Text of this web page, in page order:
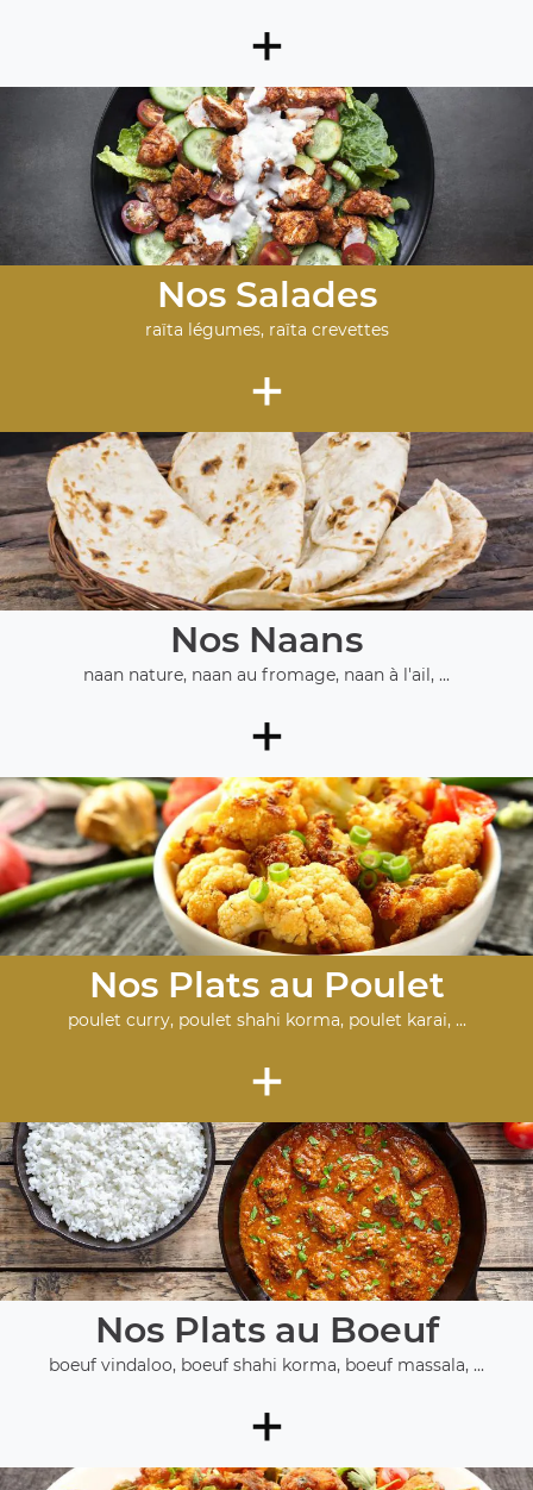
+
Nos Salades
raïta légumes, raïta crevettes
+
Nos Naans
naan nature, naan au fromage, naan à l'ail, ...
+
Nos Plats au Poulet
poulet curry, poulet shahi korma, poulet karai, ...
+
Nos Plats au Boeuf
boeuf vindaloo, boeuf shahi korma, boeuf massala, ...
+